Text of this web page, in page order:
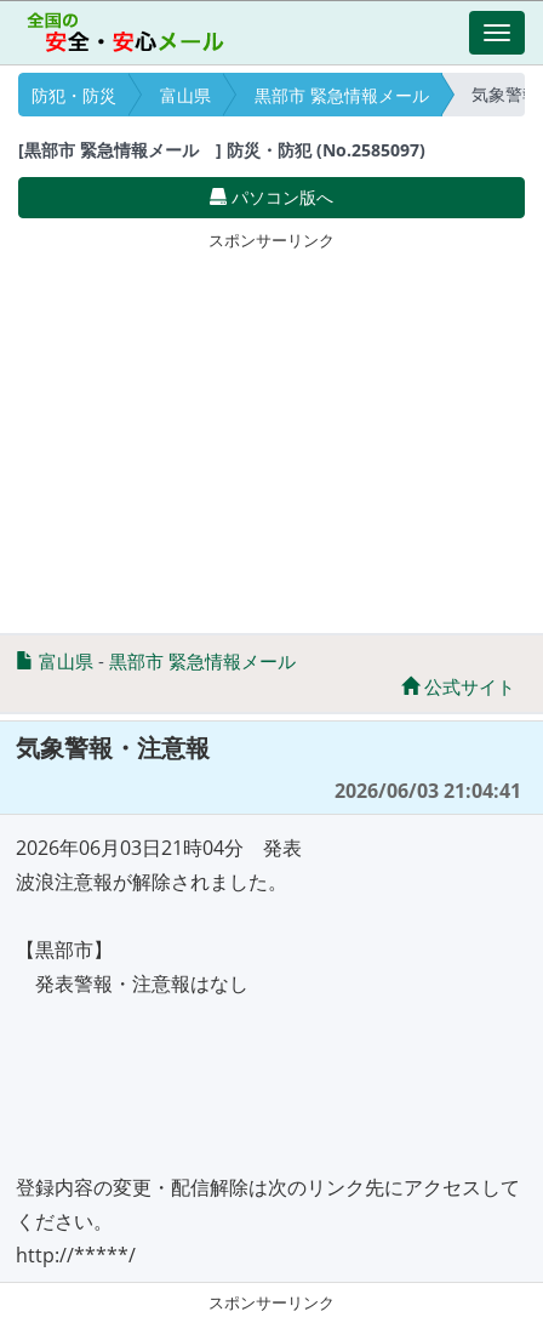
防犯・防災
富山県 黒部市 緊急情報メール 気象警
[黒部市 緊急情報メール ] 防災・防犯 (No.2585097)
パソコン版へ
スポンサーリンク
富山県 - 黒部市 緊急情報メール
公式サイト
気象警報・注意報
2026/06/03 21:04:41
2026年06月03日21時04分 発表
波浪注意報が解除されました。
【黒部市】
発表警報・注意報はなし
登録内容の変更・配信解除は次のリンク先にアクセスして
ください。
http://*****/
スポンサーリンク